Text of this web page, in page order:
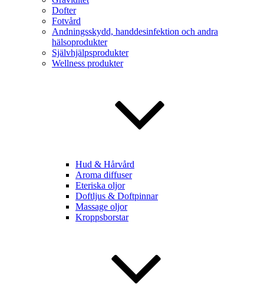
Dofter
Fotvård
Andningsskydd, handdesinfektion och andra
hälsoprodukter
Självhjälpsprodukter
Wellness produkter
Hud & Hårvård
Aroma diffuser
Eteriska oljor
Doftljus & Doftpinnar
Massage oljor
Kroppsborstar